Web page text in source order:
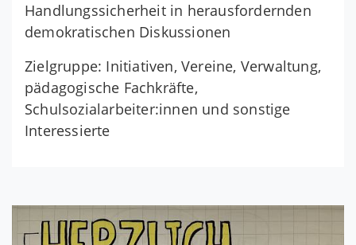
Handlungssicherheit in herausfordernden
demokratischen Diskussionen
Zielgruppe: Initiativen, Vereine, Verwaltung,
pädagogische Fachkräfte,
Schulsozialarbeiter:innen und sonstige
Interessierte